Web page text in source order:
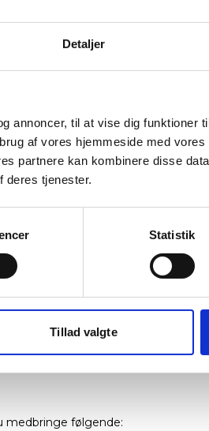
Detaljer
annoncer, til at vise dig funktioner
af vores hjemmeside med
partnere kan kombinere disse
deres tjenester.
Statistik
Tillad valgte
i Aarhus Lufthavn
medbringe følgende: